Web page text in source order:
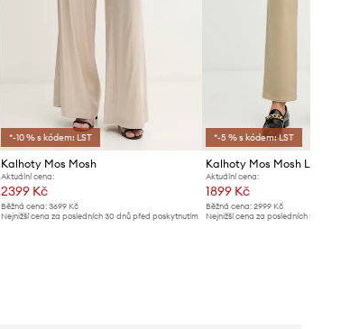
*-10 % s kódem: LST
Kalhoty Mos Mosh
Aktuální cena:
2399 Kč
Běžná cena:3699 Kč
Nejnižší cena za posledních 30 dnů před poskytnutím
*-5 % s kódem: LST
Kalhoty Mos Mosh Lily
Aktuální cena:
1899 Kč
Běžná cena: 2999 Kč
Nejnižší cena za posledních 30 dnů